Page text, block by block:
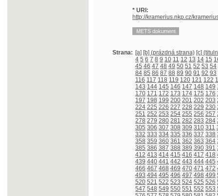
[b] (prázdná strana) [c] (titulní strana)
47 48 49 50 51 52
85 86 87 88 89 90 91
144 145 146 147 148 149 150 151
170 171 172 173 174 175 176 177 178
198 199 200 201 202 203 204 205
225 226 227 228 229 230 231 232
252 253 254 255 256 257 258 259
279 280 281 282 283 284 285 286
306 307 308 309 310 311 312 313
333 334 335 336 337 338 339 340
359 360 361 362 363 364 365 366
386 387 388 389 390 391 392 393
413 414 415 416 417 418 419 420
440 441 442 443 444 445 446 447
467 468 469 470 471 472 473 474
494 495 496 497 498 499 500 501
521 522 523 524 525 526 527 528
548 549 550 551 552 553 554 555
577 578 579 580 581 582 583 584
604 605 606 607 608 609 610 611
631 632 633 634 635 636 637 638
658 659 660 661 662 663 664 665
685 686 687 688 689 690 691 692
712